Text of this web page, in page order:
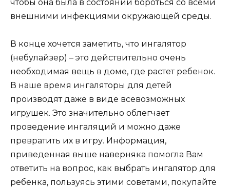
чтобы она была в состоянии бороться со всеми
внешними инфекциями окружающей среды.
В конце хочется заметить, что ингалятор
(небулайзер) – это действительно очень
необходимая вещь в доме, где растет ребенок.
В наше время ингаляторы для детей
производят даже в виде всевозможных
игрушек. Это значительно облегчает
проведение ингаляций и можно даже
превратить их в игру. Информация,
приведенная выше наверняка помогла Вам
ответить на вопрос, как выбрать ингалятор для
ребенка, пользуясь этими советами, покупайте